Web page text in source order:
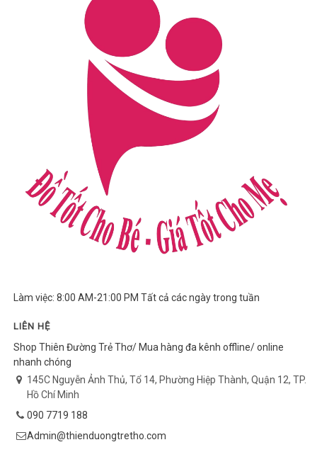
Làm việc: 8:00 AM-21:00 PM Tất cả các ngày trong tuần
LIÊN HỆ
Shop Thiên Đường Trẻ Thơ/ Mua hàng đa kênh offline/ online
nhanh chóng
145C Nguyễn Ảnh Thủ, Tổ 14, Phường Hiệp Thành, Quận 12, TP.
Hồ Chí Minh
090 7719 188
Admin@thienduongtretho.com